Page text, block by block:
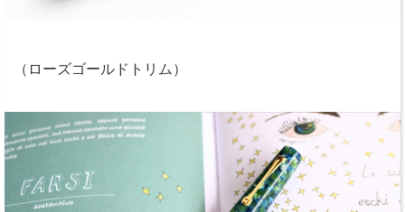
（ローズゴールドトリム）